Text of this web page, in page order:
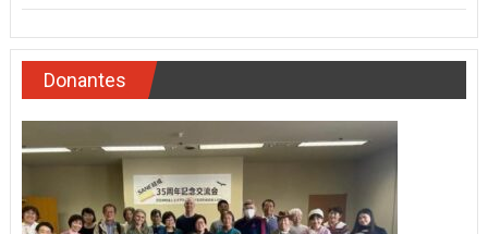
Donantes